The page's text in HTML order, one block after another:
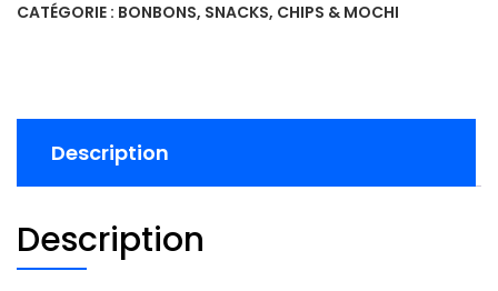
CATÉGORIE : BONBONS, SNACKS, CHIPS & MOCHI
Description
Description